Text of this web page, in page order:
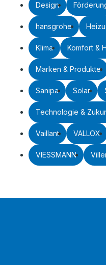
Design
hansgrohe
Klima Komfort &
Marken & Produkte
Sanipa Solar
Technologie &
Vaillant VALLOX
VIESSMANN